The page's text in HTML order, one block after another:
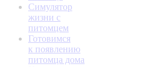
Симулятор
жизни с
питомцем
Готовимся
к появлению
питомца дома